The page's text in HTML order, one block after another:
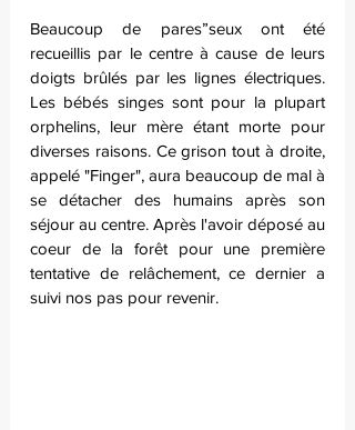
Beaucoup de pares”seux ont été
recueillis par le centre à cause de leurs
doigts brûlés par les lignes électriques.
Les bébés singes sont pour la plupart
orphelins, leur mère étant morte pour
diverses raisons. Ce grison tout à droite,
appelé "Finger", aura beaucoup de mal à
se détacher des humains après son
séjour au centre. Après l'avoir déposé au
coeur de la forêt pour une première
tentative de relâchement, ce dernier a
suivi nos pas pour revenir.